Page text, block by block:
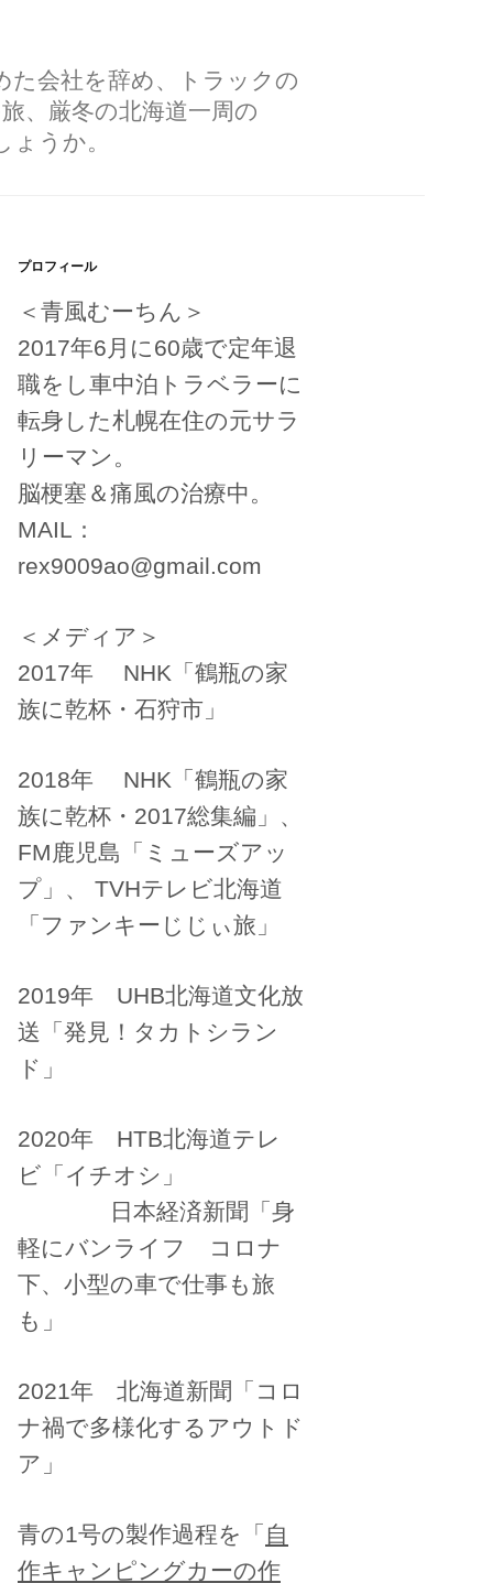
た会社を辞め、トラックの
、厳冬の北海道一周の
うか。
プロフィール
＜青風むーちん＞
2017年6月に60歳で定年退
職をし車中泊トラベラーに
転身した札幌在住の元サラ
リーマン。
脳梗塞＆痛風の治療中。
MAIL：
rex9009ao@gmail.com
＜メディア＞
2017年 NHK「鶴瓶の家
族に乾杯・石狩市」
2018年 NHK「鶴瓶の家
族に乾杯・2017総集編」、
FM鹿児島「ミューズアッ
プ」、 TVHテレビ北海道
「ファンキーじじぃ旅」
2019年 UHB北海道文化放
送「発見！タカトシラン
ド」
2020年 HTB北海道テレ
ビ「イチオシ」
日本経済新聞「身
軽にバンライフ コロナ
下、小型の車で仕事も旅
も」
2021年 北海道新聞「コロ
ナ禍で多様化するアウトド
ア」
青の1号の製作過程を「 自
作キャンピングカーの作